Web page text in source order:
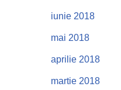
iunie 2018
mai 2018
aprilie 2018
martie 2018